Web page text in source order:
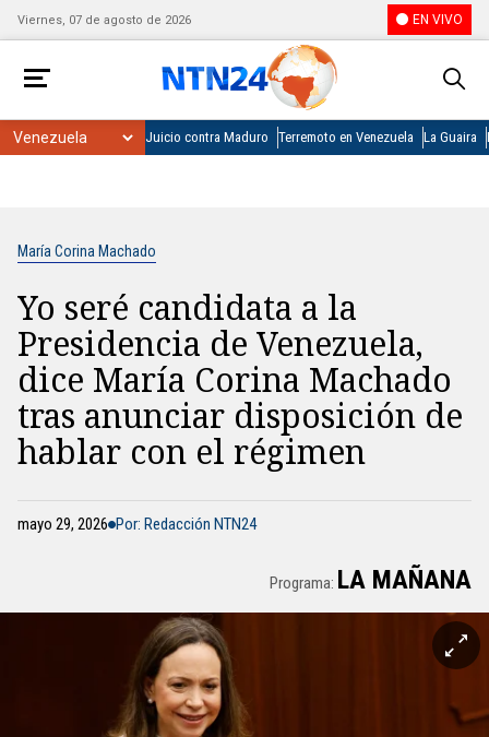
Viernes, 07 de agosto de 2026 EN VIVO
Juicio contra Maduro Terremoto en Venezuela La Guaira
María Corina Machado
Yo seré candidata a la
Presidencia de Venezuela,
dice María Corina Machado
tras anunciar disposición de
hablar con el régimen
mayo 29, 2026 Por: Redacción NTN24
Programa: LA MAÑANA